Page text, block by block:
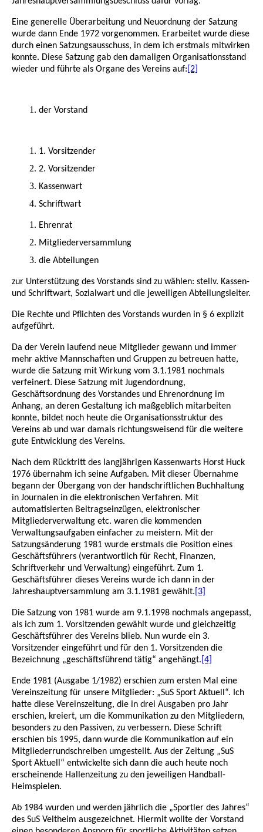
Eine generelle Überarbeitung und Neuordnung der Satzung
wurde dann Ende 1972 vorgenommen. Erarbeitet wurde diese
durch einen Satzungsausschuss, in dem ich erstmals mitwirken
konnte. Diese Satzung gab den damaligen Organisationsstand
wieder und führte als Organe des Vereins auf: [2]
der Vorstand
1. Vorsitzender
2. Vorsitzender
Kassenwart
Schriftwart
Ehrenrat
Mitgliederversammlung
die Abteilungen
zur Unterstützung des Vorstands sind zu wählen: stellv. Kassen-
und Schriftwart, Sozialwart und die jeweiligen Abteilungsleiter.
Die Rechte und Pflichten des Vorstands wurden in § 6 explizit
aufgeführt.
Da der Verein laufend neue Mitglieder gewann und immer
mehr aktive Mannschaften und Gruppen zu betreuen hatte,
wurde die Satzung mit Wirkung vom 3.1.1981 nochmals
verfeinert. Diese Satzung mit Jugendordnung,
Geschäftsordnung des Vorstandes und Ehrenordnung im
Anhang, an deren Gestaltung ich maßgeblich mitarbeiten
konnte, bildet noch heute die Organisationsstruktur des
Vereins ab und war damals richtungsweisend für die weitere
gute Entwicklung des Vereins.
Nach dem Rücktritt des langjährigen Kassenwarts Horst Huck
1976 übernahm ich seine Aufgaben. Mit dieser Übernahme
begann der Übergang von der handschriftlichen Buchhaltung
in Journalen in die elektronischen Verfahren. Mit
automatisierten Beitragseinzügen, elektronischer
Mitgliederverwaltung etc. waren die kommenden
Verwaltungsaufgaben einfacher zu meistern. Mit der
Satzungsänderung 1981 wurde erstmals die Position eines
Geschäftsführers (verantwortlich für Recht, Finanzen,
Schriftverkehr und Verwaltung) eingeführt. Zum 1.
Geschäftsführer dieses Vereins wurde ich dann in der
Jahreshauptversammlung am 3.1.1981 gewählt. [3]
Die Satzung von 1981 wurde am 9.1.1998 nochmals angepasst,
als ich zum 1. Vorsitzenden gewählt wurde und gleichzeitig
Geschäftsführer des Vereins blieb. Nun wurde ein 3.
Vorsitzender eingeführt und für den 1. Vorsitzenden die
Bezeichnung „geschäftsführend tätig“ angehängt. [4]
Ende 1981 (Ausgabe 1/1982) erschien zum ersten Mal eine
Vereinszeitung für unsere Mitglieder: „SuS Sport Aktuell“. Ich
hatte diese Vereinszeitung, die in drei Ausgaben pro Jahr
erschien, kreiert, um die Kommunikation zu den Mitgliedern,
besonders zu den Passiven, zu verbessern. Diese Schrift
erschien bis 1995, dann wurde die Kommunikation auf ein
Mitgliederrundschreiben umgestellt. Aus der Zeitung „SuS
Sport Aktuell“ entwickelte sich dann die auch heute noch
erscheinende Hallenzeitung zu den jeweiligen Handball-
Heimspielen.
Ab 1984 wurden und werden jährlich die „Sportler des Jahres“
des SuS Veltheim ausgezeichnet. Hiermit wollte der Vorstand